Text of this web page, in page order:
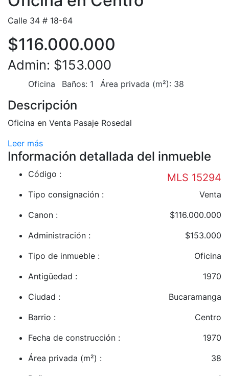
Calle 34 # 18-64
$116.000.000
Admin: $153.000
Oficina Baños: 1 Área privada (m²): 38
Descripción
Oficina en Venta Pasaje Rosedal
Leer más
Información detallada del inmueble
Código : MLS 15294
Tipo consignación :
Venta
Canon :
$116.000.000
Administración :
$153.000
Tipo de inmueble :
Oficina
Antigüedad :
1970
Ciudad :
Bucaramanga
Barrio :
Centro
Fecha de construcción :
1970
Área privada (m²) :
38